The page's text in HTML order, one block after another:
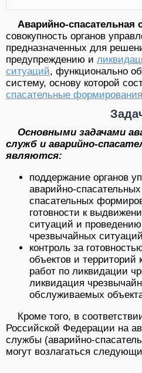
Аварийно-спасательная
совокупность органов
предназначенных для
предупреждению и
ситуаций, функционально
систему, основу которой
спасательные формирования
Основными задачами
служб и аварийно-
являются:
поддержание органов
аварийно-
спасательных
готовности к
ситуаций и
чрезвычайных
контроль за
объектов и территорий
работ по ликвидации
ликвидация
обслуживаемых
Кроме того, в
Российской Федерации на
службы (аварийно-
могут возлагаться